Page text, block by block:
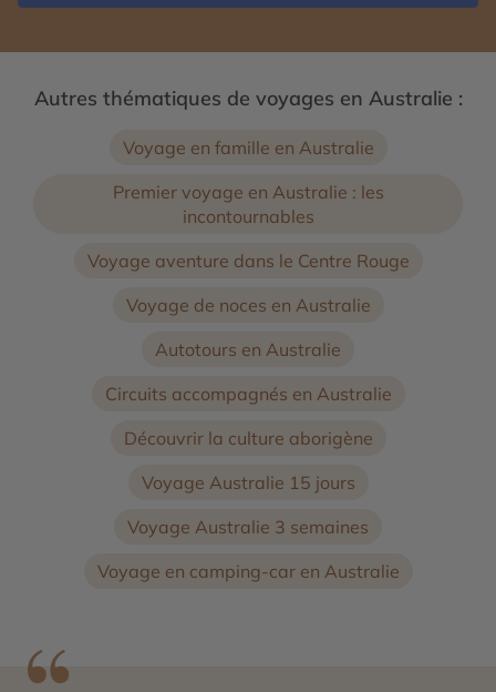
Autres thématiques de voyages en Australie :
Voyage en famille en Australie
Premier voyage en Australie : les
incontournables
Voyage aventure dans le Centre Rouge
Voyage de noces en Australie
Autotours en Australie
Circuits accompagnés en Australie
Découvrir la culture aborigène
Voyage Australie 15 jours
Voyage Australie 3 semaines
Voyage en camping-car en Australie